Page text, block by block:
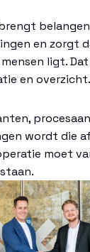
en zorgt
ligt.
en overzicht.
wordt die
moet